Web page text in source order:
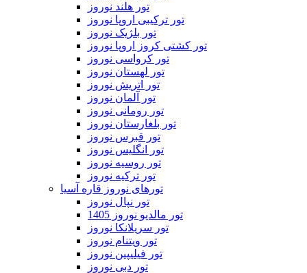
تور هلند نوروز
تور ترکیبی اروپا نوروز
تور بلژیک نوروز
تور کشتی کروز اروپا نوروز
تور کرواسی نوروز
تور لهستان نوروز
تور اتریش نوروز
تور آلمان نوروز
تور رومانی نوروز
تور بلغارستان نوروز
تور قبرس نوروز
تور انگلیس نوروز
تور روسیه نوروز
تور ترکیه نوروز
تورهای نوروز قاره آسیا
تور نپال نوروز
تور مالدیو نوروز 1405
تور سریلانکا نوروز
تور ویتنام نوروز
تور فیلیپین نوروز
تور دبی نوروز